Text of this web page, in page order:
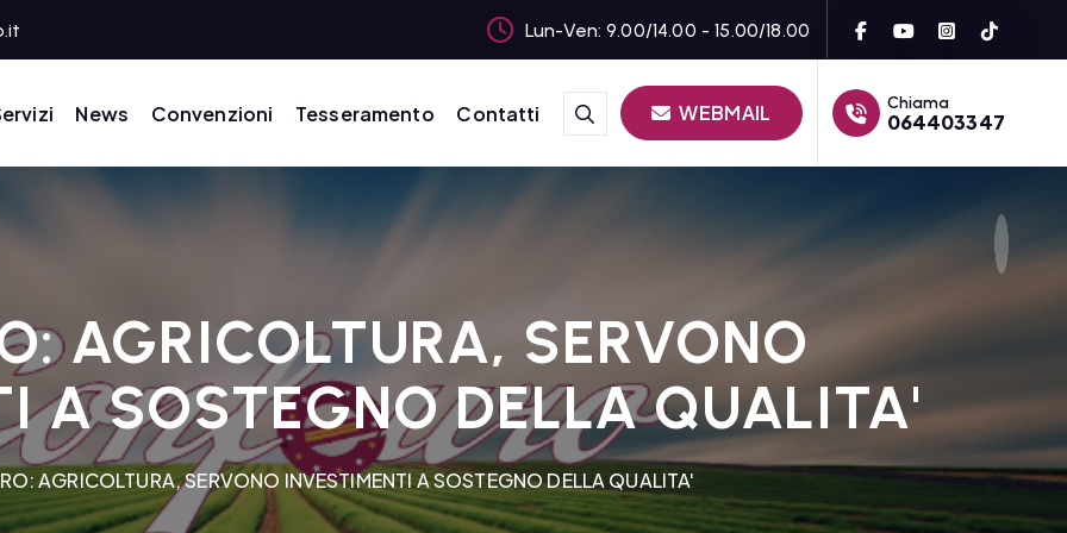
Lun-Ven: 9.00/14.00 - 15.00/18.00
News Convenzioni Tesseramento Contatti WEBMAIL Chiama
064403347
AGRICOLTURA, SERVONO
A SOSTEGNO DELLA QUALITA'
AGRICOLTURA, SERVONO INVESTIMENTI A SOSTEGNO DELLA QUALITA'